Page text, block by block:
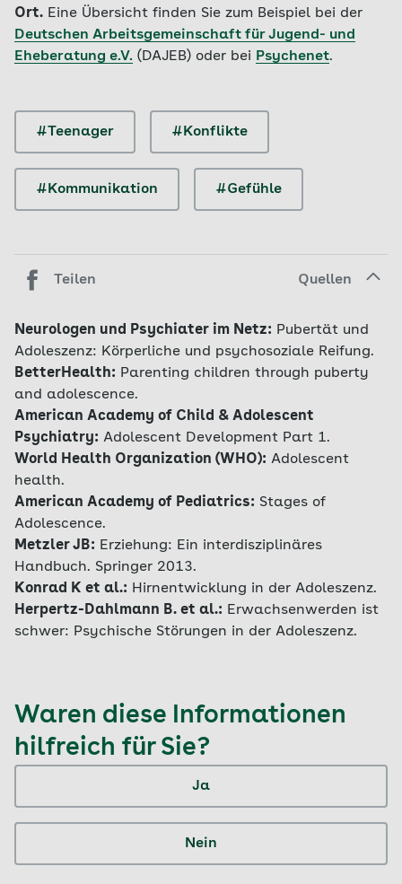
Ort. Eine Übersicht finden Sie zum Beispiel bei der
Deutschen Arbeitsgemeinschaft für Jugend- und
Eheberatung e.V. (DAJEB) oder bei Psychenet.
#Teenager #Konflikte
#Kommunikation #Gefühle
Teilen Quellen
Neurologen und Psychiater im Netz: Pubertät und
Adoleszenz: Körperliche und psychosoziale Reifung.
BetterHealth: Parenting children through puberty
and adolescence.
American Academy of Child & Adolescent
Psychiatry: Adolescent Development Part 1.
World Health Organization (WHO): Adolescent
health.
American Academy of Pediatrics: Stages of
Adolescence.
Metzler JB: Erziehung: Ein interdisziplinäres
Handbuch. Springer 2013.
Konrad K et al.: Hirnentwicklung in der Adoleszenz.
Herpertz-Dahlmann B. et al.: Erwachsenwerden ist
schwer: Psychische Störungen in der Adoleszenz.
Waren diese Informationen
hilfreich für Sie?
Ja
Nein